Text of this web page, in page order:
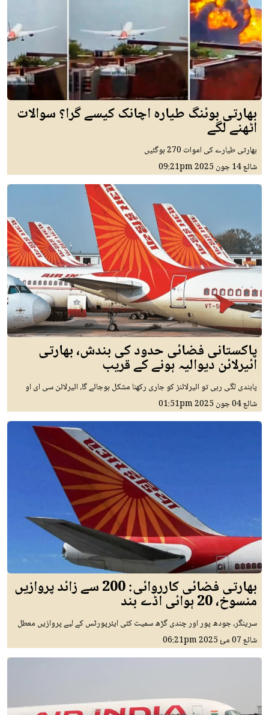
بھارتی بوئنگ طیارہ اچانک کیسے گرا؟ سوالات
اٹھنے لگے
بھارتی طیارے کی اموات 270 ہوگئیں
شائع14 جون 2025 09:21pm
پاکستانی فضائی حدود کی بندش، بھارتی
ائیرلائن دیوالیہ ہونے کے قریب
پابندی لگی رہی تو ائیرلائنز کو جاری رکھنا مشکل ہوجائے گا، ائیرلائن سی ای او
شائع04 جون 2025 01:51pm
بھارتی فضائی کارروائی: 200 سے زائد پروازیں
منسوخ، 20 ہوائی اڈے بند
سرینگر، جودھ پور اور چندی گڑھ سمیت کئی ایئرپورٹس کے لیے پروازیں معطل
شائع07 مئ 2025 06:21pm